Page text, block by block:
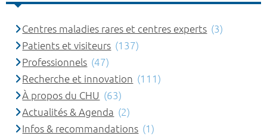
Centres maladies rares et centres experts (3)
Patients et visiteurs (137)
Professionnels (47)
Recherche et innovation (111)
À propos du CHU (63)
Actualités & Agenda (2)
Infos & recommandations (1)